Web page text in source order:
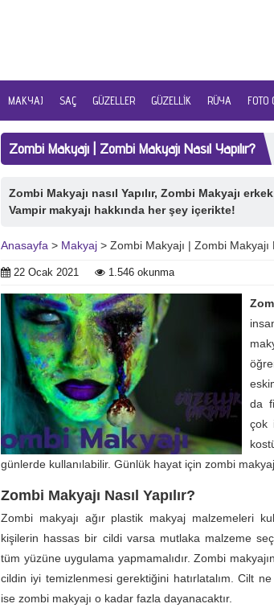
MAKYAJ SAÇ GÜZELLER GÜZELLIK RÜYA FOTO
Zombi Makyajı | Zombi Makyajı Nasıl Yapılır?
Zombi Makyajı nasıl Yapılır, Zombi Makyajı
Vampir makyajı hakkında her şey içerikte!
Anasayfa > Makyaj > Zombi Makyajı | Zombi Makyajı
22 Ocak 2021 1.546 okunma
da
çok
günlerde kullanılabilir. Günlük hayat için zombi
Zombi Makyajı Nasıl Yapılır?
Zombi makyajı ağır plastik makyaj malzemeleri
kişilerin hassas bir cildi varsa mutlaka malzeme
tüm yüzüne uygulama yapmamalıdır. Zombi
cildin iyi temizlenmesi gerektiğini hatırlatalım. Cilt
ise zombi makyajı o kadar fazla dayanacaktır.